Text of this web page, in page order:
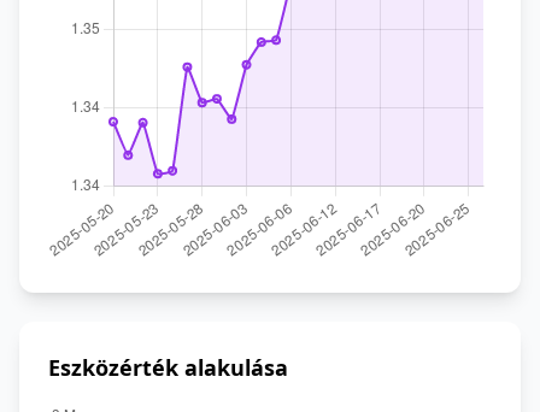
Eszközérték alakulása